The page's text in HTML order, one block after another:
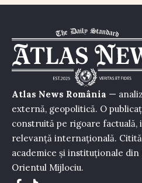
Atlas News România —
externă, geopolitică. O
construită pe rigoare
relevanță internațională.
academice și instituționale din
Orientul Mijlociu.